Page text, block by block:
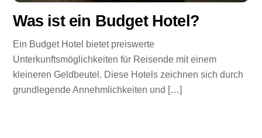
Was ist ein Budget Hotel?
Ein Budget Hotel bietet preiswerte
Unterkunftsmöglichkeiten für Reisende mit einem
kleineren Geldbeutel. Diese Hotels zeichnen sich durch
grundlegende Annehmlichkeiten und […]